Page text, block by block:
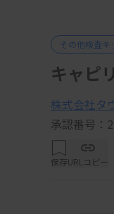
その他検査キ
キャピ
株式会社タ
承認番号：
保存URLコピー